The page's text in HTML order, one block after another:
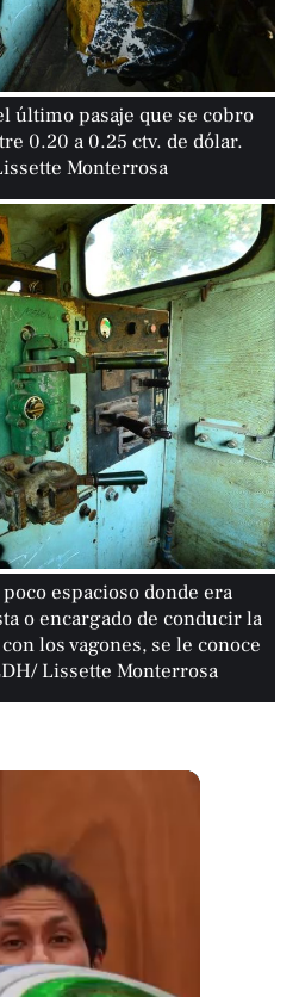
último pasaje que se cobro
0.20 a 0.25 ctv. de dólar.
Monterrosa
espacioso donde era
o encargado de conducir la
los vagones, se le conoce
Lissette Monterrosa